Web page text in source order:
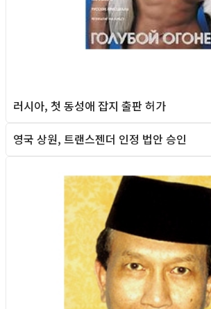
러시아, 첫 동성애 잡지 출판 허가
영국 상원, 트랜스젠더 인정 법안 승인